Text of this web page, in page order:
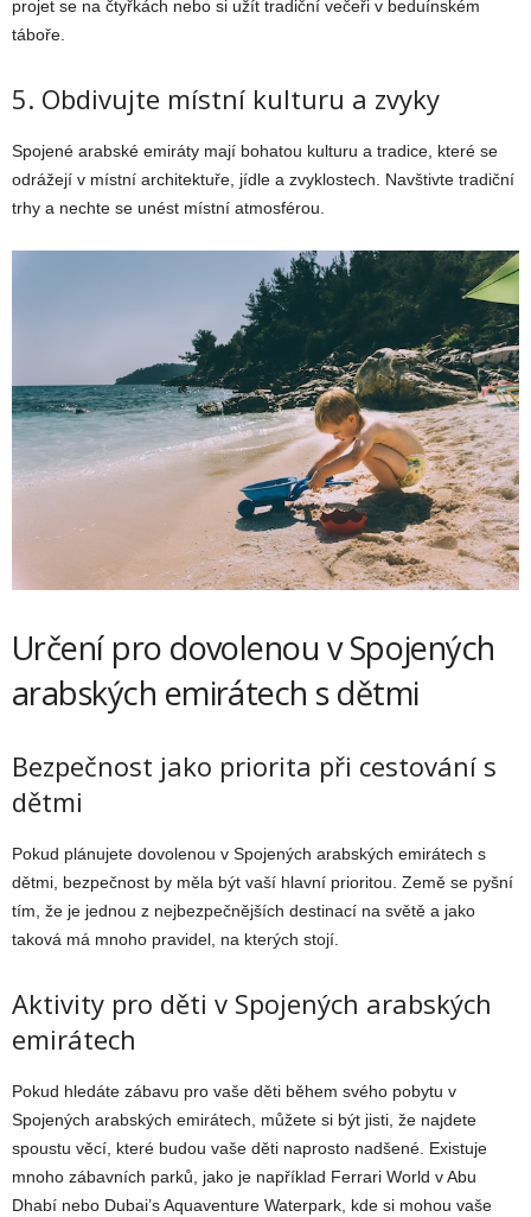
projet se na čtyřkách nebo si užít tradiční večeři v beduínském
táboře.
5. Obdivujte místní kulturu a zvyky
Spojené arabské emiráty mají bohatou kulturu a tradice, které se
odrážejí v místní architektuře, jídle a zvyklostech. Navštivte tradiční
trhy a nechte se unést místní atmosférou.
Určení pro dovolenou v Spojených
arabských emirátech s dětmi
Bezpečnost jako priorita při cestování s
dětmi
Pokud plánujete dovolenou v Spojených arabských emirátech s
dětmi, bezpečnost by měla být vaší hlavní prioritou. Země se pyšní
tím, že je jednou z nejbezpečnějších destinací na světě a jako
taková má mnoho pravidel, na kterých stojí.
Aktivity pro děti v Spojených arabských
emirátech
Pokud hledáte zábavu pro vaše děti během svého pobytu v
Spojených arabských emirátech, můžete si být jisti, že najdete
spoustu věcí, které budou vaše děti naprosto nadšené. Existuje
mnoho zábavních parků, jako je například Ferrari World v Abu
Dhabí nebo Dubai’s Aquaventure Waterpark, kde si mohou vaše